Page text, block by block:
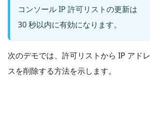
コンソール IP 許可リストの更新は
30 秒以内に有効になります。
次のデモでは、許可リストから IP アドレ
スを削除する方法を示します。